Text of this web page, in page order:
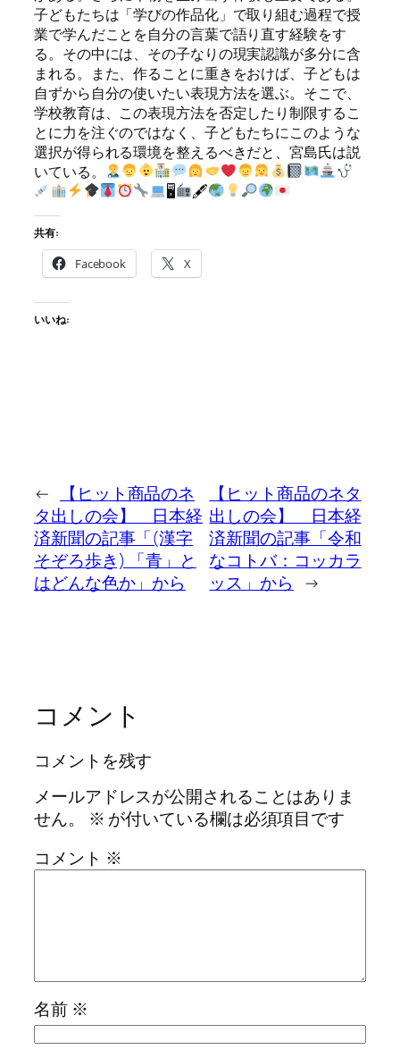
子どもたちは「学びの作品化」で取り組む過程で授
業で学んだことを自分の言葉で語り直す経験をす
る。その中には、その子なりの現実認識が多分に含
まれる。また、作ることに重きをおけば、子どもは
自ずから自分の使いたい表現方法を選ぶ。そこで、
学校教育は、この表現方法を否定したり制限するこ
とに力を注ぐのではなく、子どもたちにこのような
選択が得られる環境を整えるべきだと、宮島氏は説
いている。
🖥
🖋
共有:
Facebook X
いいね:
←
【ヒット商品のネ
タ出しの会】 日本経
済新聞の記事「(漢字
そぞろ歩き) 「青」と
はどんな色か」から
【ヒット商品のネタ
出しの会】 日本経
済新聞の記事「令和
なコトバ：コッカラ
ッス」から
→
コメント
コメントを残す
メールアドレスが公開されることはありま
せん。
※ が付いている欄は必須項目です
コメント ※
名前 ※